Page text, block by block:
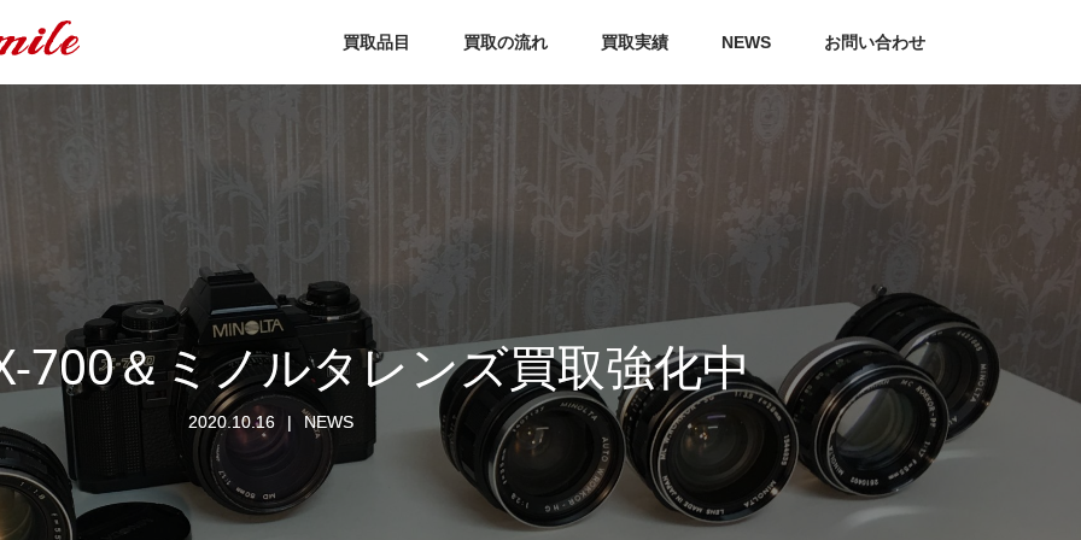
買取品目 買取の流れ 買取実績 NEWS お問い合わせ
700＆ミノルタレンズ買取強化中
2020.10.16 NEWS